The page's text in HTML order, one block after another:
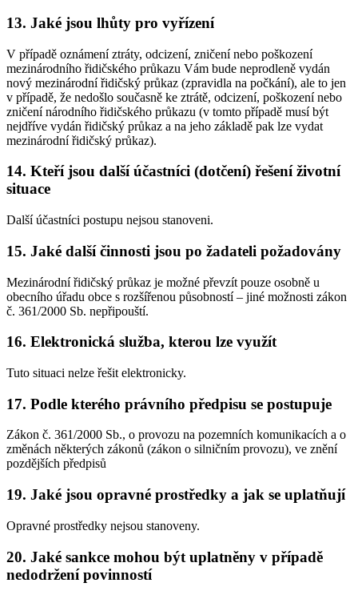
13. Jaké jsou lhůty pro vyřízení
V případě oznámení ztráty, odcizení, zničení nebo poškození
mezinárodního řidičského průkazu Vám bude neprodleně vydán
nový mezinárodní řidičský průkaz (zpravidla na počkání), ale to jen
v případě, že nedošlo současně ke ztrátě, odcizení, poškození nebo
zničení národního řidičského průkazu (v tomto případě musí být
nejdříve vydán řidičský průkaz a na jeho základě pak lze vydat
mezinárodní řidičský průkaz).
14. Kteří jsou další účastníci (dotčení) řešení životní
situace
Další účastníci postupu nejsou stanoveni.
15. Jaké další činnosti jsou po žadateli požadovány
Mezinárodní řidičský průkaz je možné převzít pouze osobně u
obecního úřadu obce s rozšířenou působností – jiné možnosti zákon
č. 361/2000 Sb. nepřipouští.
16. Elektronická služba, kterou lze využít
Tuto situaci nelze řešit elektronicky.
17. Podle kterého právního předpisu se postupuje
Zákon č. 361/2000 Sb., o provozu na pozemních komunikacích a o
změnách některých zákonů (zákon o silničním provozu), ve znění
pozdějších předpisů
19. Jaké jsou opravné prostředky a jak se uplatňují
Opravné prostředky nejsou stanoveny.
20. Jaké sankce mohou být uplatněny v případě
nedodržení povinností